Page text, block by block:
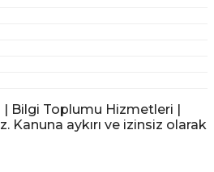
| Bilgi Toplumu Hizmetleri |
aykırı ve izinsiz olarak